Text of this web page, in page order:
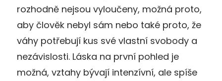
rozhodně nejsou vyloučeny, možná proto,
aby člověk nebyl sám nebo také proto, že
váhy potřebují kus své vlastní svobody a
nezávislosti. Láska na první pohled je
možná, vztahy bývají intenzívní, ale spíše